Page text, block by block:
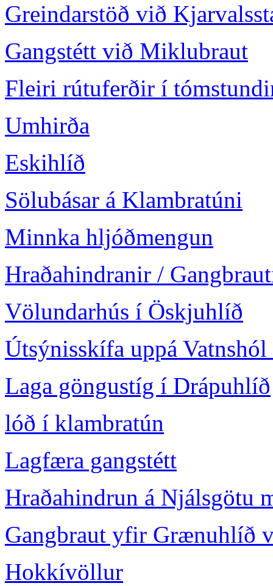
Greindarstöð við
Gangstétt við Miklubraut
Fleiri rútuferðir í
Umhirða
Eskihlíð
Sölubásar á Klambratúni
Minnka hljóðmengun
Hraðahindranir /
Völundarhús í Öskjuhlíð
Útsýnisskífa uppá
Laga göngustíg í Drápuhlíð
lóð í klambratún
Lagfæra gangstétt
Hraðahindrun á Njálsgötu
Gangbraut yfir Grænuhlíð
Hokkívöllur